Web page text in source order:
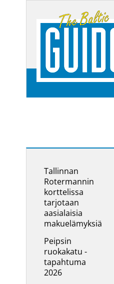
Tallinnan
Rotermannin
korttelissa
tarjotaan
aasialaisia
makuelämyksiä
Peipsin
ruokakatu -
tapahtuma
2026